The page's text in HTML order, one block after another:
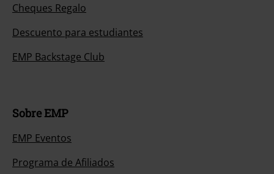
Cheques Regalo
Descuento para estudiantes
EMP Backstage Club
Sobre EMP
EMP Eventos
Programa de Afiliados